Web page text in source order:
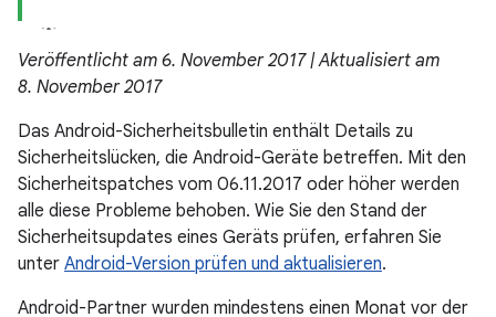
Veröffentlicht am 6. November 2017 | Aktualisiert am
8. November 2017
Das Android-Sicherheitsbulletin enthält Details zu
Sicherheitslücken, die Android-Geräte betreffen. Mit den
Sicherheitspatches vom 06.11.2017 oder höher werden
alle diese Probleme behoben. Wie Sie den Stand der
Sicherheitsupdates eines Geräts prüfen, erfahren Sie
unter Android-Version prüfen und aktualisieren.
Android-Partner wurden mindestens einen Monat vor der